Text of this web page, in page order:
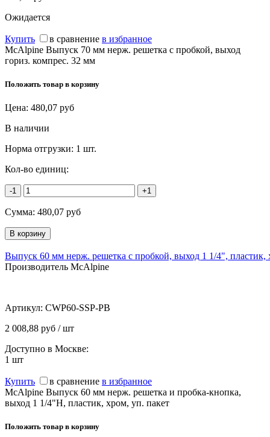
Ожидается
Купить в сравнение в избранное
McAlpine Выпуск 70 мм нерж. решетка с пробкой, выход
гориз. компрес. 32 мм
Положить товар в корзину
Цена: 480,07 руб
В наличии
Норма отгрузки: 1 шт.
Кол-во единиц:
-1 +1
Сумма: 480,07 руб
Выпуск 60 мм нерж. решетка c пробкой, выход 1 1/4", пластик,
Производитель McAlpine
Артикул: CWP60-SSP-PB
2 008,88 руб / шт
Доступно в Москве:
1 шт
Купить в сравнение в избранное
McAlpine Выпуск 60 мм нерж. решетка и пробка-кнопка,
выход 1 1/4"Н, пластик, хром, уп. пакет
Положить товар в корзину